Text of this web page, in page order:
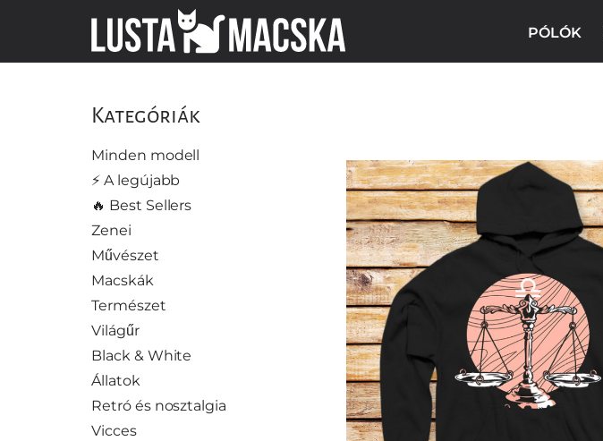
PÓLÓK
Kategóriák
Minden modell
⚡️ A legújabb
🔥 Best Sellers
Zenei
Művészet
Macskák
Természet
Világűr
Black & White
Állatok
Retró és nosztalgia
Vicces